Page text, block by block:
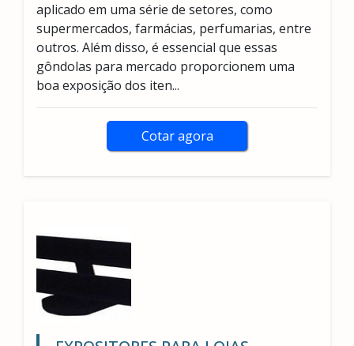
aplicado em uma série de setores, como
supermercados, farmácias, perfumarias, entre
outros. Além disso, é essencial que essas
gôndolas para mercado proporcionem uma
boa exposição dos iten...
Cotar agora